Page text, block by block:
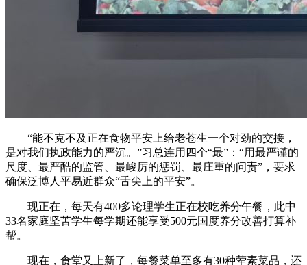
“能不克不及正在食物平安上给老苍生一个对劲的交接，
是对我们执政能力的严沉。”习总连用四个“最”：“用最严谨的
尺度、最严酷的监管、最峻厉的惩罚、最庄重的问责”，要求
确保泛博人平易近群众“舌尖上的平安”。
现正在，每天有400多论理学生正在校吃养分午餐，此中
33名家庭坚苦学生每学期还能享受500元国度养分改善打算补
帮。
现在，食堂又上新了，每餐菜单至多有30种荤素菜品，还